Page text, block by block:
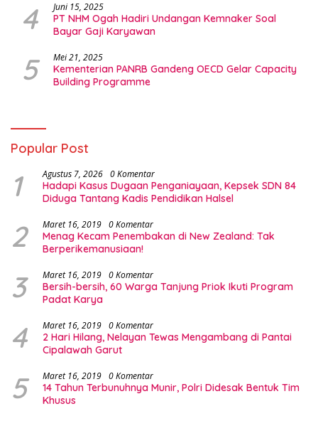
4 Juni 15, 2025
PT NHM Ogah Hadiri Undangan Kemnaker Soal
Bayar Gaji Karyawan
5 Mei 21, 2025
Kementerian PANRB Gandeng OECD Gelar Capacity
Building Programme
Popular Post
1 Agustus 7, 2026 0 Komentar
Hadapi Kasus Dugaan Penganiayaan, Kepsek SDN 84
Diduga Tantang Kadis Pendidikan Halsel
2 Maret 16, 2019 0 Komentar
Menag Kecam Penembakan di New Zealand: Tak
Berperikemanusiaan!
3 Maret 16, 2019 0 Komentar
Bersih-bersih, 60 Warga Tanjung Priok Ikuti Program
Padat Karya
4 Maret 16, 2019 0 Komentar
2 Hari Hilang, Nelayan Tewas Mengambang di Pantai
Cipalawah Garut
5 Maret 16, 2019 0 Komentar
14 Tahun Terbunuhnya Munir, Polri Didesak Bentuk Tim
Khusus